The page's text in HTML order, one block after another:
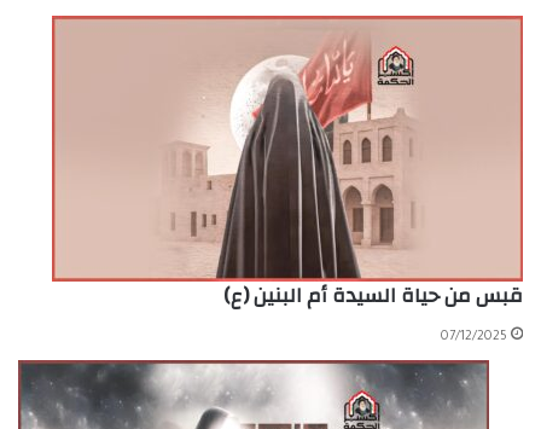
قبس من حياة السيدة أم البنين (ع)
07/12/2025